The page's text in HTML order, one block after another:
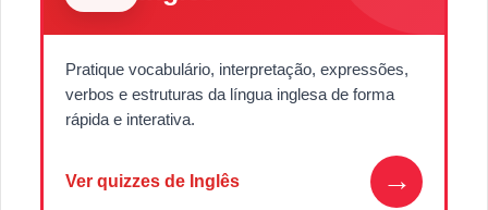
Pratique vocabulário, interpretação, expressões,
verbos e estruturas da língua inglesa de forma
rápida e interativa.
Ver quizzes de Inglês →